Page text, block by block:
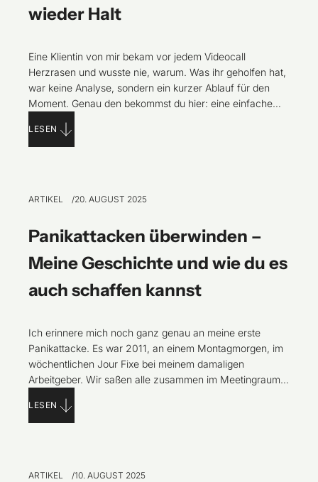
wieder Halt
Eine Klientin von mir bekam vor jedem Videocall
Herzrasen und wusste nie, warum. Was ihr geholfen hat,
war keine Analyse, sondern ein kurzer Ablauf für den
Moment. Genau den bekommst du hier: eine einfache
Raum findest.
LESEN
ARTIKEL 20. AUGUST 2025
Panikattacken überwinden –
Meine Geschichte und wie du es
auch schaffen kannst
Ich erinnere mich noch ganz genau an meine erste
Panikattacke. Es war 2011, an einem Montagmorgen, im
wöchentlichen Jour Fixe bei meinem damaligen
Arbeitgeber. Wir saßen alle zusammen im Meetingraum.
was in der kommenden Woche anstand. Eigentlich eine
alltägliche Routine, doch in mir baute sich
LESEN
ARTIKEL 10. AUGUST 2025